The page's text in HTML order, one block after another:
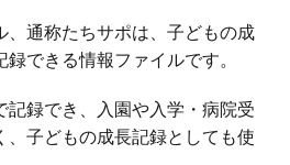
、通称たちサポは、子どもの成
できる情報ファイルです。
記録でき、入園や入学・病院受
、子どもの成長記録としても使